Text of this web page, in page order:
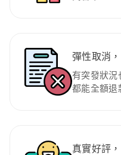
彈性取消
有突發狀況
都能全額退
真實好評